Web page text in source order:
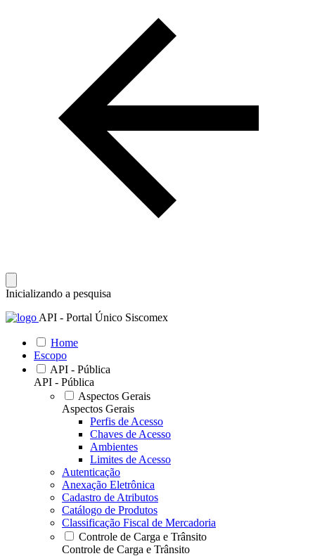
Inicializando a pesquisa
API - Portal Único Siscomex
Home
Escopo
API - Pública
API - Pública
Aspectos Gerais
Aspectos Gerais
Perfis de Acesso
Chaves de Acesso
Ambientes
Limites de Acesso
Autenticação
Anexação Eletrônica
Cadastro de Atributos
Catálogo de Produtos
Classificação Fiscal de Mercadoria
Controle de Carga e Trânsito
Controle de Carga e Trânsito